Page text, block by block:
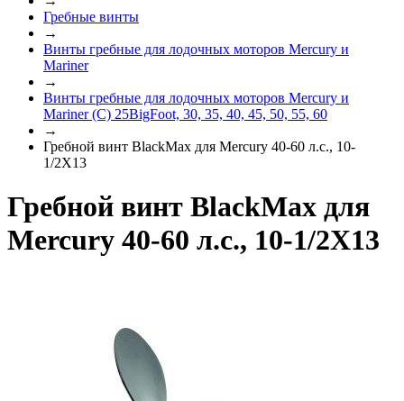
Гребные винты
→
Винты гребные для лодочных моторов Mercury и
Mariner
→
Винты гребные для лодочных моторов Mercury и
Mariner (C) 25BigFoot, 30, 35, 40, 45, 50, 55, 60
→
Гребной винт BlackMax для Mercury 40-60 л.с., 10-
1/2X13
Гребной винт BlackMax для
Mercury 40-60 л.с., 10-1/2X13